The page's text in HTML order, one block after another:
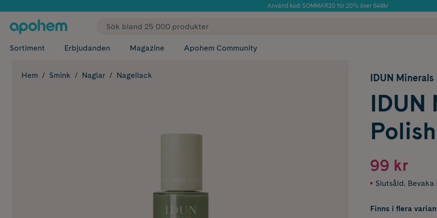
Använd kod: SOMMAR20 för 20% över 649kr
✓ Fri frakt
Sortiment Erbjudanden Magazine Apohem Community
Hem Smink Naglar Nagellack IDUN Minerals
IDUN
99 kr
Slutsåld.
Finns i flera